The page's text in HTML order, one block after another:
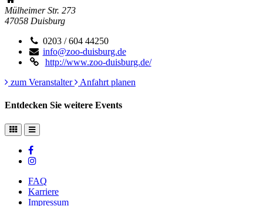
Mülheimer Str. 273
47058 Duisburg
0203 / 604 44250
info@zoo-duisburg.de
http://www.zoo-duisburg.de/
zum Veranstalter
Anfahrt planen
Entdecken Sie weitere Events
FAQ
Karriere
Impressum